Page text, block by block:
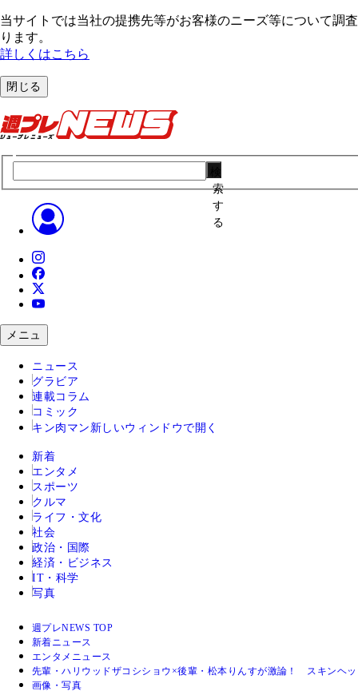
当サイトでは当社の提携先等がお客様のニーズ等について調
ります。
詳しくはこちら
閉じる
索
す
る
メニュ
ニュース
グラビア
連載コラム
コミック
キン肉マン 新しいウィンドウで開く
新着
エンタメ
スポーツ
クルマ
ライフ・文化
社会
政治・国際
経済・ビジネス
IT・科学
写真
週プレNEWS TOP
新着ニュース
エンタメニュース
先輩・ハリウッドザコシショウ×後輩・松本りんすが激論！ スキンヘ
画像・写真